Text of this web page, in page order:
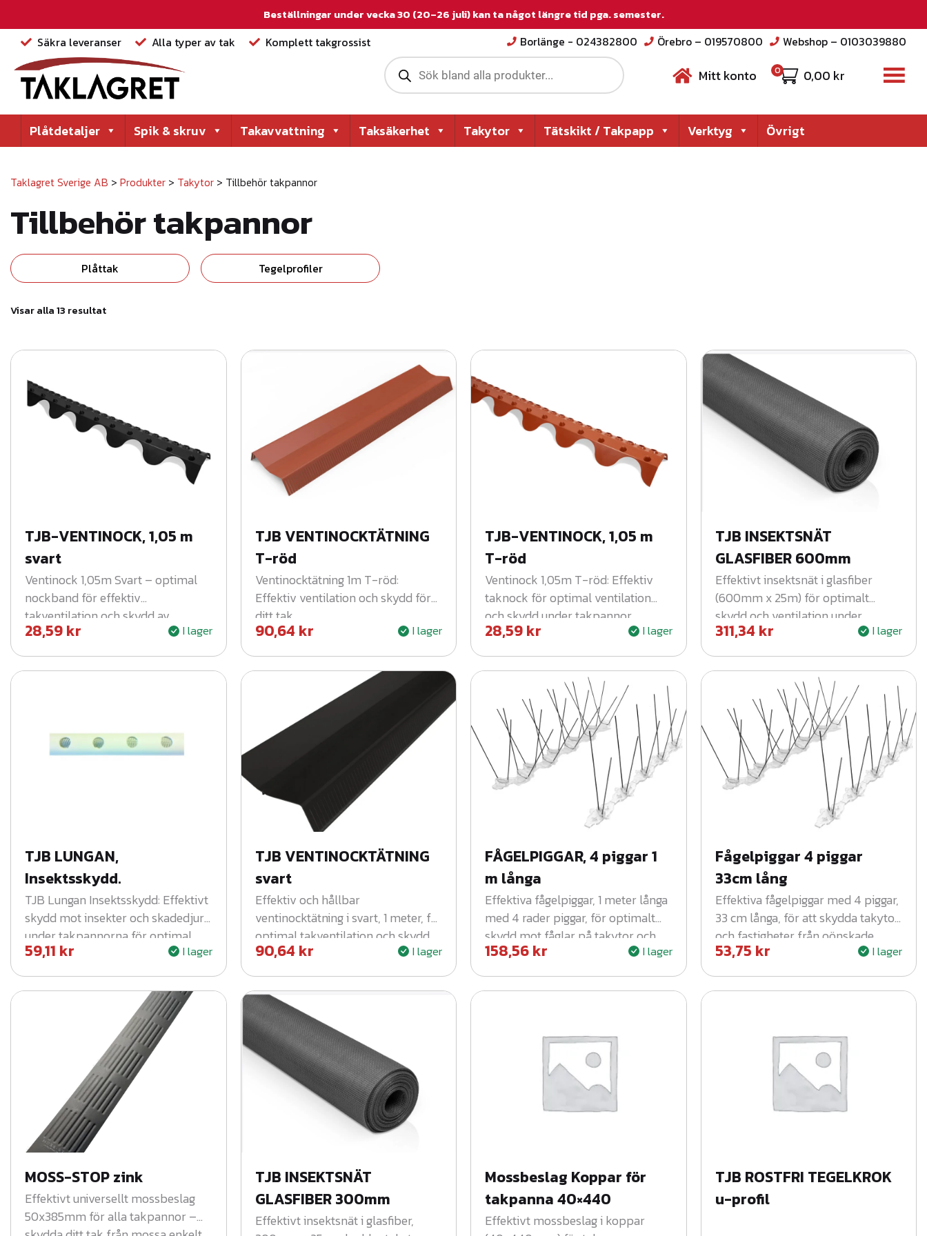
Beställningar under vecka 30 (20–26 juli) kan ta något längre tid pga. semester.
Säkra leveranser Alla typer av tak Komplett takgrossist Borlänge - 024382800 Örebro – 019570800 Webshop – 0103039880
P
r
o
u
c
t
Mitt konto 0 0,00 kr
Plåtdetaljer Spik & skruv Takavvattning Taksäkerhet Takytor Tätskikt / Takpapp Verktyg Övrigt
Taklagret Sverige AB > Produkter > Takytor > Tillbehör takpannor
Tillbehör takpannor
Plåttak Tegelprofiler
Visar alla 13 resultatS
t
e
f
t
s
TJB-VENTINOCK, 1,05 m
svart
Ventinock 1,05m Svart – optimal
nockband för effektiv
takventilation och skydd av
takpannor.
28,59kr I lager
TJB VENTINOCKTÄTNING
T-röd
Ventinocktätning 1m T-röd:
Effektiv ventilation och skydd för
ditt tak.
90,64 kr I lager
TJB-VENTINOCK, 1,05 m
T-röd
Ventinock 1,05m T-röd: Effektiv
taknock för optimal ventilation
och skydd under takpannor.
28,59kr I lager
TJB INSEKTSNÄT
GLASFIBER 600mm
Effektivt insektsnät i glasfiber
(600mm x 25m) för optimalt
skydd och ventilation under
takpannor – håll skadedjur borta.
311,34 kr I lager
TJB LUNGAN,
Insektsskydd.
TJB Lungan Insektsskydd: Effektivt
skydd mot insekter och skadedjur
under takpannorna för optimal
ventilation.
59,11 kr I lager
TJB VENTINOCKTÄTNING
svart
Effektiv och hållbar
ventinocktätning i svart, 1 meter, för
optimal takventilation och skydd
mot fukt.
90,64 kr I lager
FÅGELPIGGAR, 4 piggar 1
m långa
Effektiva fågelpiggar, 1 meter långa
med 4 rader piggar, för optimalt
skydd mot fåglar på takytor och
byggnader.
158,56kr I lager
Fågelpiggar 4 piggar
33cm lång
Effektiva fågelpiggar med 4 piggar,
33 cm långa, för att skydda takytor
och fastigheter från oönskade
fåglar. Enkel installation och
hållbar design.
53,75 kr I lager
MOSS-STOP zink
Effektivt universellt mossbeslag
50x385mm för alla takpannor –
TJB INSEKTSNÄT
GLASFIBER 300mm
Effektivt insektsnät i glasfiber,
Mossbeslag Koppar för
takpanna 40×440
Effektivt mossbeslag i koppar
TJB ROSTFRI TEGELKROK
u-profil